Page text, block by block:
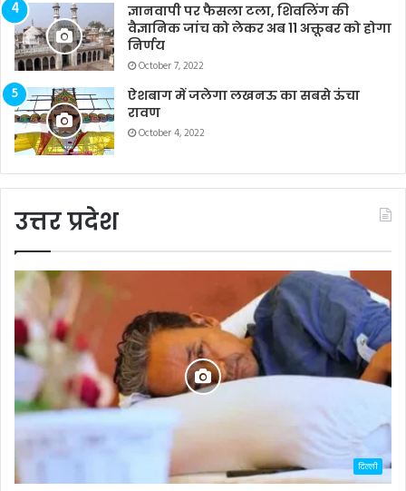
ज्ञानवापी पर फैसला टला, शिवलिंग की
वैज्ञानिक जांच को लेकर अब 11 अक्तूबर को होगा
निर्णय
October 7, 2022
ऐशबाग में जलेगा लखनऊ का सबसे ऊंचा
रावण
October 4, 2022
उत्तर प्रदेश
दिल्ली